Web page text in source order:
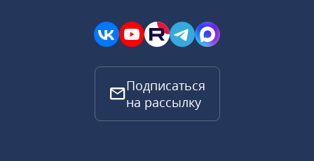
Подписаться
на рассылку